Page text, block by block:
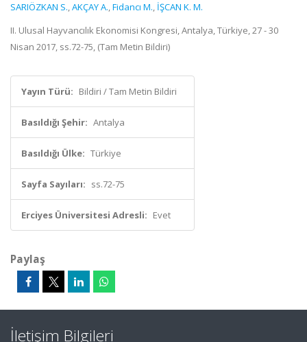
SARIÖZKAN S.,AKÇAY A.,Fidancı M., İŞCAN K. M.
II. Ulusal Hayvancılık Ekonomisi Kongresi, Antalya, Türkiye, 27 - 30
Nisan 2017, ss.72-75, (Tam Metin Bildiri)
Yayın Türü: Bildiri / Tam Metin Bildiri
Basıldığı Şehir: Antalya
Basıldığı Ülke: Türkiye
Sayfa Sayıları: ss.72-75
Erciyes Üniversitesi Adresli: Evet
Paylaş
İletişim Bilgileri